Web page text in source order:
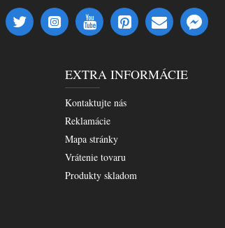
EXTRA INFORMÁCIE
Kontaktujte nás
Reklamácie
Mapa stránky
Vrátenie tovaru
Produkty skladom